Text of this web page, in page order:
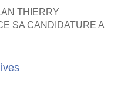
THIERRY
SA CANDIDATURE A